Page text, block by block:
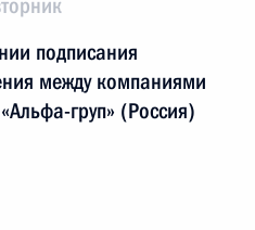
подписания
между компаниями
груп» (Россия)